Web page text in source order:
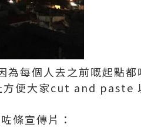
每個人去之前嘅起點都
便大家cut and paste
條宣傳片：